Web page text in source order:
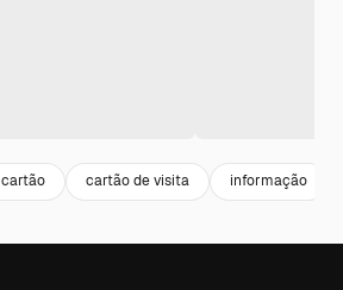
cartão cartão de visita informação